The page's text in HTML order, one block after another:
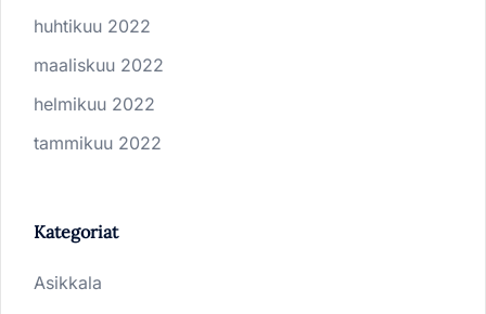
huhtikuu 2022
maaliskuu 2022
helmikuu 2022
tammikuu 2022
Kategoriat
Asikkala